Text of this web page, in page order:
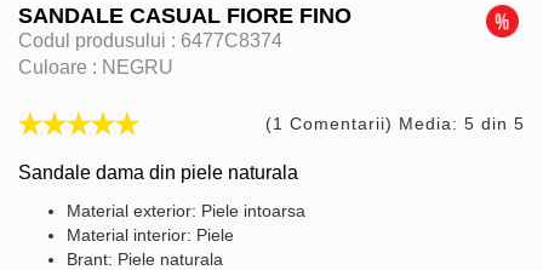
SANDALE CASUAL FIORE FINO
Codul produsului : 6477C8374
Culoare : NEGRU
(1 Comentarii) Media: 5 din 5
Sandale dama din piele naturala
Material exterior: Piele intoarsa
Material interior: Piele
Brant: Piele naturala